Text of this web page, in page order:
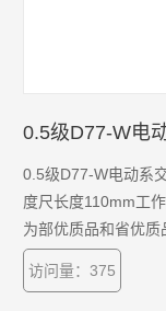
0.5级D77-W电
0.5级D77-W电动系
度尺长度110mm工
为部优质品和省优质
供学校实验室为学生
访问量：375